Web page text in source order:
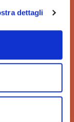
dettagli
sempre a tua
di offerte di
quantitativi o